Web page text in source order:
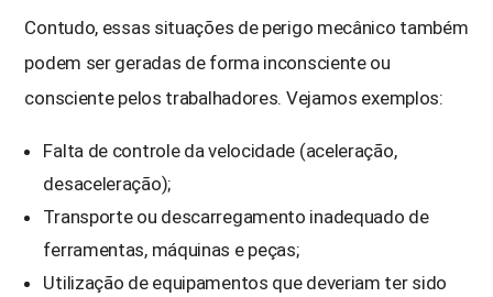
Contudo, essas situações de perigo mecânico também
podem ser geradas de forma inconsciente ou
consciente pelos trabalhadores. Vejamos exemplos:
Falta de controle da velocidade (aceleração,
desaceleração);
Transporte ou descarregamento inadequado de
ferramentas, máquinas e peças;
Utilização de equipamentos que deveriam ter sido